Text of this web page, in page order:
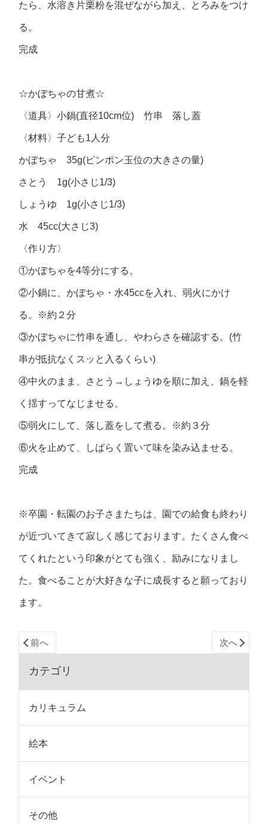
たら、水溶き片栗粉を混ぜながら加え、とろみをつけ
る。
完成
☆かぼちゃの甘煮☆
〈道具〉小鍋(直径10cm位) 竹串 落し蓋
〈材料〉子ども1人分
かぼちゃ 35g(ピンポン玉位の大きさの量)
さとう 1g(小さじ1/3)
しょうゆ 1g(小さじ1/3)
水 45cc(大さじ3)
〈作り方〉
①かぼちゃを4等分にする。
②小鍋に、かぼちゃ・水45ccを入れ、弱火にかけ
る。※約２分
③かぼちゃに竹串を通し、やわらさを確認する。(竹
串が抵抗なくスッと入るくらい)
④中火のまま、さとう→しょうゆを順に加え、鍋を軽
く揺すってなじませる。
⑤弱火にして、落し蓋をして煮る。※約３分
⑥火を止めて、しばらく置いて味を染み込ませる。
完成
※卒園・転園のお子さまたちは、園での給食も終わり
が近づいてきて寂しく感じております。たくさん食べ
てくれたという印象がとても強く、励みになりまし
た。食べることが大好きな子に成長すると願っており
ます。
前へ 次へ
カテゴリ
カリキュラム
絵本
イベント
その他